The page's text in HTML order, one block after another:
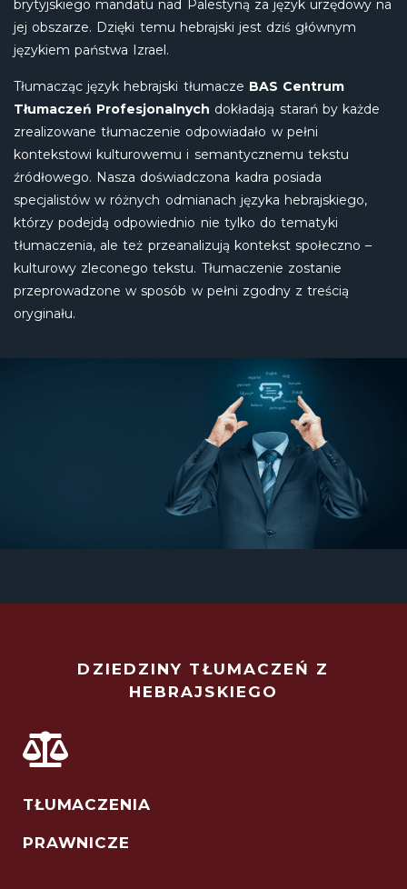
brytyjskiego mandatu nad Palestyną za język urzędowy na
jej obszarze. Dzięki temu hebrajski jest dziś głównym
językiem państwa Izrael.
Tłumacząc język hebrajski tłumacze BAS Centrum
Tłumaczeń Profesjonalnych dokładają starań by każde
zrealizowane tłumaczenie odpowiadało w pełni
kontekstowi kulturowemu i semantycznemu tekstu
źródłowego. Nasza doświadczona kadra posiada
specjalistów w różnych odmianach języka hebrajskiego,
którzy podejdą odpowiednio nie tylko do tematyki
tłumaczenia, ale też przeanalizują kontekst społeczno –
kulturowy zleconego tekstu. Tłumaczenie zostanie
przeprowadzone w sposób w pełni zgodny z treścią
oryginału.
DZIEDZINY TŁUMACZEŃ Z
HEBRAJSKIEGO
TŁUMACZENIA
PRAWNICZE